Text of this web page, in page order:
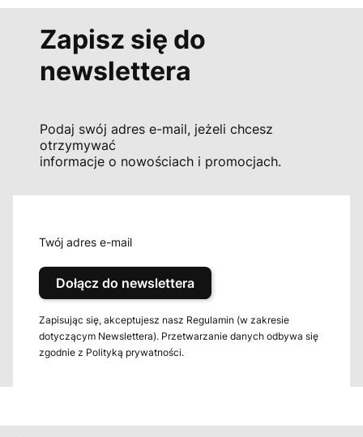
Zapisz się do
newslettera
Podaj swój adres e-mail, jeżeli chcesz
otrzymywać
informacje o nowościach i promocjach.
Twój adres e-mail
Dołącz do newslettera
Zapisując się, akceptujesz nasz Regulamin (w zakresie
dotyczącym Newslettera). Przetwarzanie danych odbywa się
zgodnie z Polityką prywatności.